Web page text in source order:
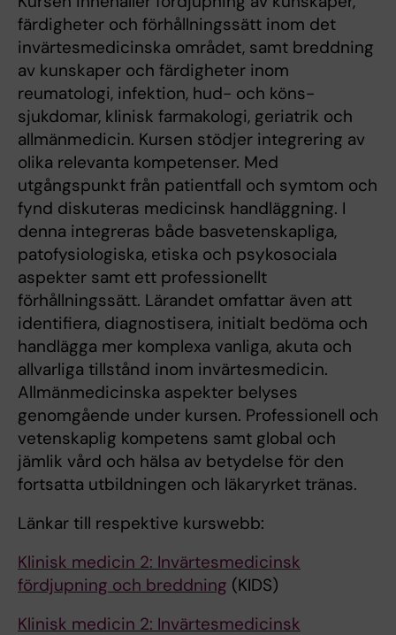
färdigheter och förhållningssätt inom det
invärtesmedicinska området, samt breddning
av kunskaper och färdigheter inom
reumatologi, infektion, hud- och köns­
sjukdomar, klinisk farmakologi, geriatrik och
allmänmedicin. Kursen stödjer integrering av
olika relevanta kompetenser. Med
utgångspunkt från patientfall och symtom och
fynd diskuteras medicinsk handläggning. I
denna integreras både basvetenskapliga,
patofysiologiska, etiska och psykosociala
aspekter samt ett professionellt
förhållningssätt. Lärandet omfattar även att
identifiera, diagnostisera, initialt bedöma och
handlägga mer komplexa vanliga, akuta och
allvarliga tillstånd inom invärtesmedicin.
Allmänmedicinska aspekter belyses
genomgående under kursen. Professionell och
vetenskaplig kompetens samt global och
jämlik vård och hälsa av betydelse för den
fortsatta utbildningen och läkaryrket tränas.
Länkar till respektive kurswebb:
Klinisk medicin 2: Invärtesmedicinsk
fördjupning och breddning (KIDS)
Klinisk medicin 2: Invärtesmedicinsk